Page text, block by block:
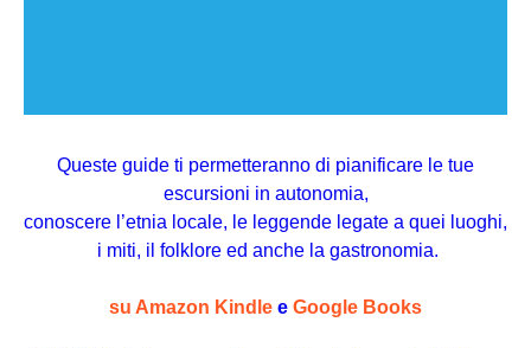
Queste guide ti permetteranno di pianificare le tue
escursioni in autonomia,
conoscere l’etnia locale, le leggende legate a quei luoghi,
i miti, il folklore ed anche la gastronomia.
su Amazon Kindle e Google Books